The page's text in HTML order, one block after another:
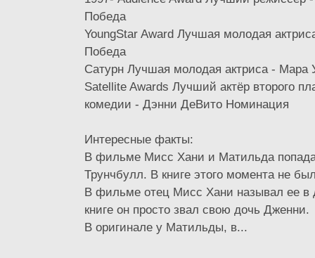
Победа
YoungStar Award Лучшая молодая
Победа
Сатурн Лучшая молодая актриса - Мара
Satellite Awards Лучший актёр второго
комедии - Дэнни ДеВито Номинация
Интересные факты:
В фильме Мисс Хани и Матильда
Трунчбулл. В книге этого момента не
В фильме отец Мисс Хани называл ее в
книге он просто звал свою дочь Дженни.
В оригинале у Матильды, в...